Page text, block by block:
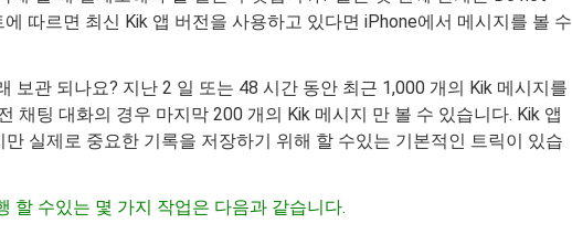
따르면 최신 Kik 앱 버전을 사용하고 있다면 iPhone에서 메시지를 볼 수
보관 되나요? 지난 2 일 또는 48 시간 동안 최근 1,000 개의 Kik 메시지를
채팅 대화의 경우 마지막 200 개의 Kik 메시지 만 볼 수 있습니다. Kik 앱
실제로 중요한 기록을 저장하기 위해 할 수있는 기본적인 트릭이 있습
할 수있는 몇 가지 작업은 다음과 같습니다.